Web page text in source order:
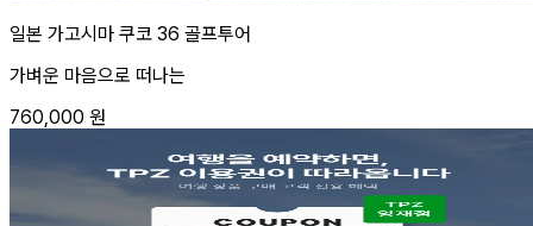
일본 가고시마 쿠코 36 골프투어
가벼운 마음으로 떠나는
760,000 원